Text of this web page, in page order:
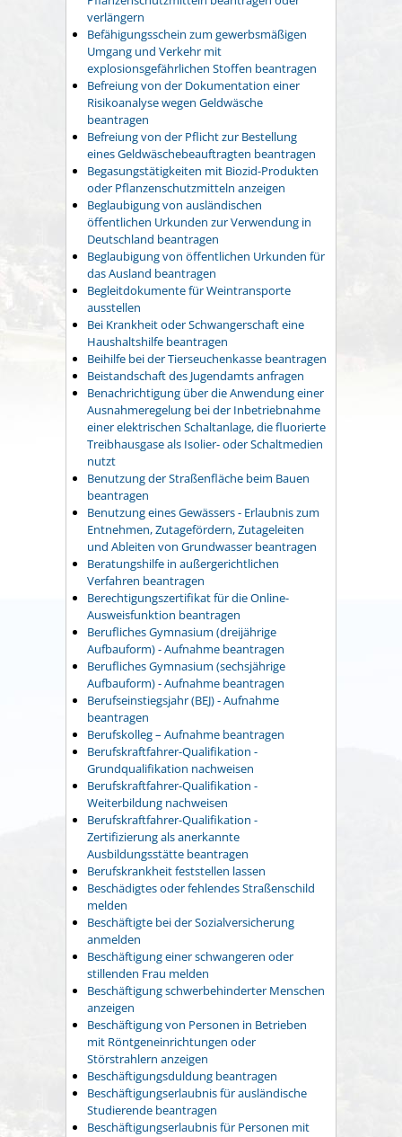
verlängern
Befähigungsschein zum gewerbsmäßigen
Umgang und Verkehr mit
explosionsgefährlichen Stoffen beantragen
Befreiung von der Dokumentation einer
Risikoanalyse wegen Geldwäsche
beantragen
Befreiung von der Pflicht zur Bestellung
eines Geldwäschebeauftragten beantragen
Begasungstätigkeiten mit Biozid-Produkten
oder Pflanzenschutzmitteln anzeigen
Beglaubigung von ausländischen
öffentlichen Urkunden zur Verwendung in
Deutschland beantragen
Beglaubigung von öffentlichen Urkunden für
das Ausland beantragen
Begleitdokumente für Weintransporte
ausstellen
Bei Krankheit oder Schwangerschaft eine
Haushaltshilfe beantragen
Beihilfe bei der Tierseuchenkasse beantragen
Beistandschaft des Jugendamts anfragen
Benachrichtigung über die Anwendung einer
Ausnahmeregelung bei der Inbetriebnahme
einer elektrischen Schaltanlage, die fluorierte
Treibhausgase als Isolier- oder Schaltmedien
nutzt
Benutzung der Straßenfläche beim Bauen
beantragen
Benutzung eines Gewässers - Erlaubnis zum
Entnehmen, Zutagefördern, Zutageleiten
und Ableiten von Grundwasser beantragen
Beratungshilfe in außergerichtlichen
Verfahren beantragen
Berechtigungszertifikat für die Online-
Ausweisfunktion beantragen
Berufliches Gymnasium (dreijährige
Aufbauform) - Aufnahme beantragen
Berufliches Gymnasium (sechsjährige
Aufbauform) - Aufnahme beantragen
Berufseinstiegsjahr (BEJ) - Aufnahme
beantragen
Berufskolleg – Aufnahme beantragen
Berufskraftfahrer-Qualifikation -
Grundqualifikation nachweisen
Berufskraftfahrer-Qualifikation -
Weiterbildung nachweisen
Berufskraftfahrer-Qualifikation -
Zertifizierung als anerkannte
Ausbildungsstätte beantragen
Berufskrankheit feststellen lassen
Beschädigtes oder fehlendes Straßenschild
melden
Beschäftigte bei der Sozialversicherung
anmelden
Beschäftigung einer schwangeren oder
stillenden Frau melden
Beschäftigung schwerbehinderter Menschen
anzeigen
Beschäftigung von Personen in Betrieben
mit Röntgeneinrichtungen oder
Störstrahlern anzeigen
Beschäftigungsduldung beantragen
Beschäftigungserlaubnis für ausländische
Studierende beantragen
Beschäftigungserlaubnis für Personen mit